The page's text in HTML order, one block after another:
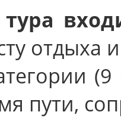
(9
пути,